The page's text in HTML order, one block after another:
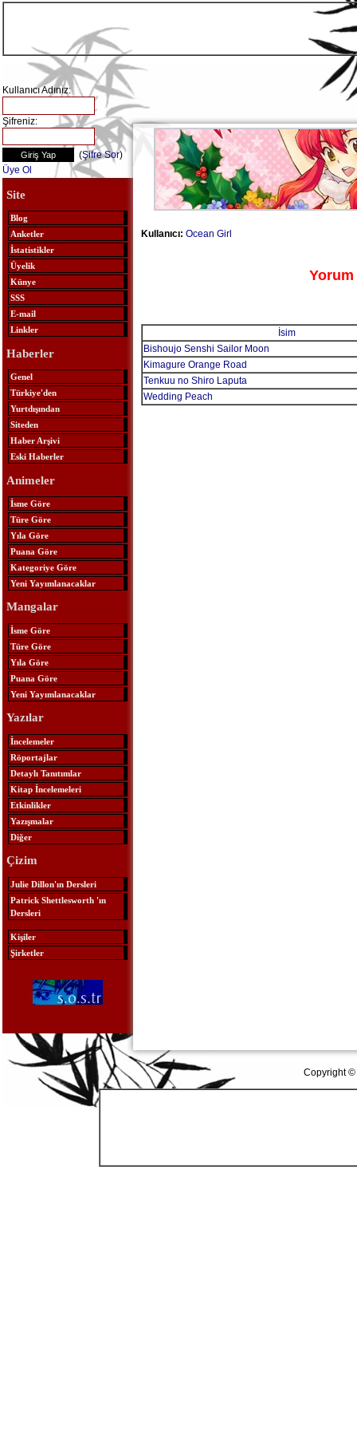
Kullanıcı Adınız:
Şifreniz:
(Şifre Sor)
Üye Ol
Site
Blog
Anketler
İstatistikler
Üyelik
Künye
SSS
E-mail
Linkler
Haberler
Genel
Türkiye'den
Yurtdışından
Siteden
Haber Arşivi
Eski Haberler
Animeler
İsme Göre
Türe Göre
Yıla Göre
Puana Göre
Kategoriye Göre
Yeni Yayımlanacaklar
Mangalar
İsme Göre
Türe Göre
Yıla Göre
Puana Göre
Yeni Yayımlanacaklar
Yazılar
İncelemeler
Röportajlar
Detaylı Tanıtımlar
Kitap İncelemeleri
Etkinlikler
Yazışmalar
Diğer
Çizim
Julie Dillon'ın Dersleri
Patrick Shettlesworth 'ın
Dersleri
Kişiler
Şirketler
Kullanıcı: Ocean Girl
Yorum
İsim
Bishoujo Senshi Sailor Moon
Kimagure Orange Road
Tenkuu no Shiro Laputa
Wedding Peach
Copyright ©